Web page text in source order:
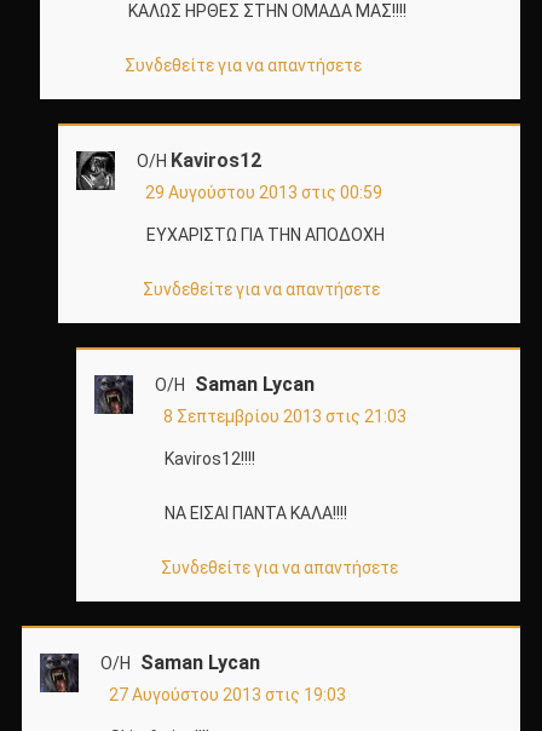
ΚΑΛΩΣ ΗΡΘΕΣ ΣΤΗΝ ΟΜΑΔΑ ΜΑΣ!!!!
Συνδεθείτε για να απαντήσετε
Ο/Η Kaviros12
29 Αυγούστου 2013 στις 00:59
ΕΥΧΑΡΙΣΤΩ ΓΙΑ ΤΗΝ ΑΠΟΔΟΧΗ
Συνδεθείτε για να απαντήσετε
Ο/Η Saman Lycan
8 Σεπτεμβρίου 2013 στις 21:03
Kaviros12!!!!
ΝΑ ΕΙΣΑΙ ΠΑΝΤΑ ΚΑΛΑ!!!!
Συνδεθείτε για να απαντήσετε
Ο/Η Saman Lycan
27 Αυγούστου 2013 στις 19:03